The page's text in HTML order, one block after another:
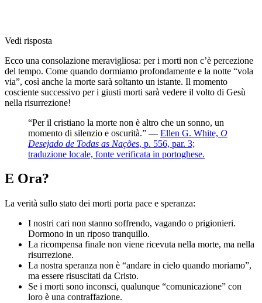
Vedi risposta
Ecco una consolazione meravigliosa: per i morti non c’è percezione
del tempo. Come quando dormiamo profondamente e la notte “vola
via”, così anche la morte sarà soltanto un istante. Il momento
cosciente successivo per i giusti morti sarà vedere il volto di Gesù
nella risurrezione!
“Per il cristiano la morte non è altro che un sonno, un
momento di silenzio e oscurità.” — Ellen G. White, O
Desejado de Todas as Nações, p. 556, par. 3;
traduzione locale, fonte verificata in portoghese.
E Ora?
La verità sullo stato dei morti porta pace e speranza:
I nostri cari non stanno soffrendo, vagando o prigionieri.
Dormono in un riposo tranquillo.
La ricompensa finale non viene ricevuta nella morte, ma nella
risurrezione.
La nostra speranza non è “andare in cielo quando moriamo”,
ma essere risuscitati da Cristo.
Se i morti sono inconsci, qualunque “comunicazione” con
loro è una contraffazione.